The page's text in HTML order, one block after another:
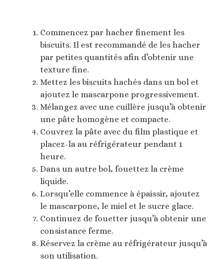
Commencez par hacher finement les
biscuits. Il est recommandé de les hacher
par petites quantités afin d’obtenir une
texture fine.
Mettez les biscuits hachés dans un bol et
ajoutez le mascarpone progressivement.
Mélangez avec une cuillère jusqu’à obtenir
une pâte homogène et compacte.
Couvrez la pâte avec du film plastique et
placez-la au réfrigérateur pendant 1
heure.
Dans un autre bol, fouettez la crème
liquide.
Lorsqu’elle commence à épaissir, ajoutez
le mascarpone, le miel et le sucre glace.
Continuez de fouetter jusqu’à obtenir une
consistance ferme.
Réservez la crème au réfrigérateur jusqu’à
son utilisation.